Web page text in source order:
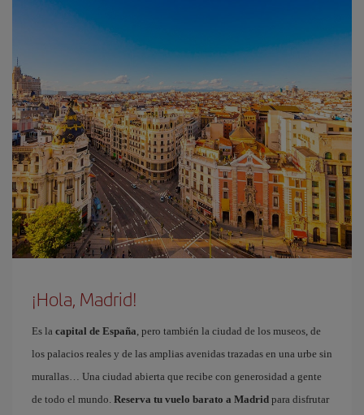
¡Hola, Madrid!
Es la capital de España, pero también la ciudad de los museos, de
los palacios reales y de las amplias avenidas trazadas en una urbe sin
murallas… Una ciudad abierta que recibe con generosidad a gente
de todo el mundo. Reserva tu vuelo barato a Madrid para disfrutar